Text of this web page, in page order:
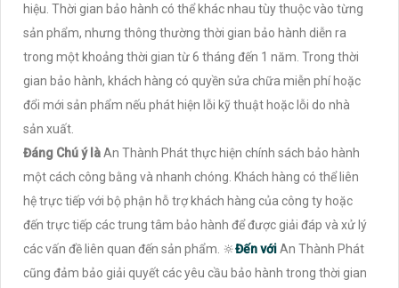
hiệu. Thời gian bảo hành có thể khác nhau tùy thuộc vào từng
sản phẩm, nhưng thông thường thời gian bảo hành diễn ra
trong một khoảng thời gian từ 6 tháng đến 1 năm. Trong thời
gian bảo hành, khách hàng có quyền sửa chữa miễn phí hoặc
đổi mới sản phẩm nếu phát hiện lỗi kỹ thuật hoặc lỗi do nhà
sản xuất.
Đáng Chú ý làAn Thành Phát thực hiện chính sách bảo hành
một cách công bằng và nhanh chóng. Khách hàng có thể liên
hệ trực tiếp với bộ phận hỗ trợ khách hàng của công ty hoặc
đến trực tiếp các trung tâm bảo hành để được giải đáp và xử lý
các vấn đề liên quan đến sản phẩm. 🔆Đến vớiAn Thành Phát
cũng đảm bảo giải quyết các yêu cầu bảo hành trong thời gian